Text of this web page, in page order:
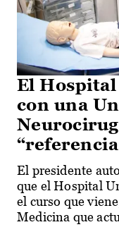
El Hospital
con una
El presidente
que el Hospital
el curso que
Medicina que